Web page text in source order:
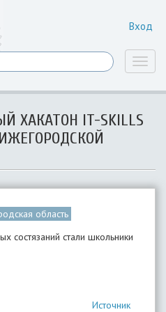
Вход
ХАКАТОН IT-SKILLS
область
состязаний стали школьники
Источник